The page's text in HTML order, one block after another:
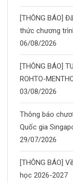
[THÔNG BÁO]
thức chương
06/08/2026
[THÔNG BÁO]
ROHTO-
03/08/2026
Thông báo
Quốc gia
29/07/2026
[THÔNG BÁO]
học 2026-2027